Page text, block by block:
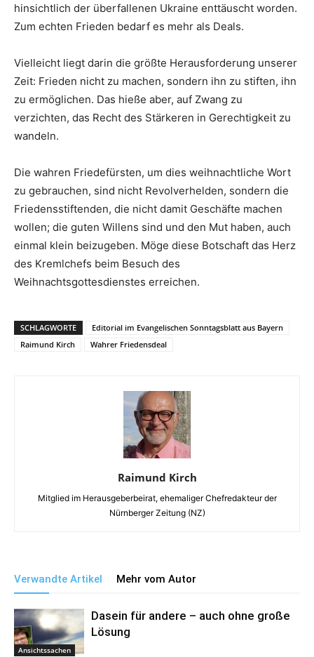
hinsichtlich der überfallenen Ukraine enttäuscht worden.
Zum echten Frieden bedarf es mehr als Deals.
Vielleicht liegt darin die größte Herausforderung unserer
Zeit: Frieden nicht zu machen, sondern ihn zu stiften, ihn
zu ermöglichen. Das hieße aber, auf Zwang zu
verzichten, das Recht des Stärkeren in Gerechtigkeit zu
wandeln.
Die wahren Friedefürsten, um dies weihnachtliche Wort
zu gebrauchen, sind nicht Revolverhelden, sondern die
Friedensstiftenden, die nicht damit Geschäfte machen
wollen; die guten Willens sind und den Mut haben, auch
einmal klein beizugeben. Möge diese Botschaft das Herz
des Kremlchefs beim Besuch des
Weihnachtsgottesdienstes erreichen.
SCHLAGWORTE
Editorial im Evangelischen Sonntagsblatt aus Bayern
Raimund Kirch
Wahrer Friedensdeal
Raimund Kirch
Mitglied im Herausgeberbeirat, ehemaliger Chefredakteur der
Nürnberger Zeitung (NZ)
Verwandte Artikel Mehr vom Autor
Ansichtssachen
Dasein für andere – auch ohne große
Lösung